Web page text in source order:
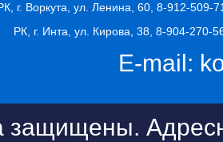
г. Воркута, ул. Ленина, 60, 8-912-509-
РК, г. Инта, ул. Кирова, 38, 8-904-270-
E-mail:
защищены.